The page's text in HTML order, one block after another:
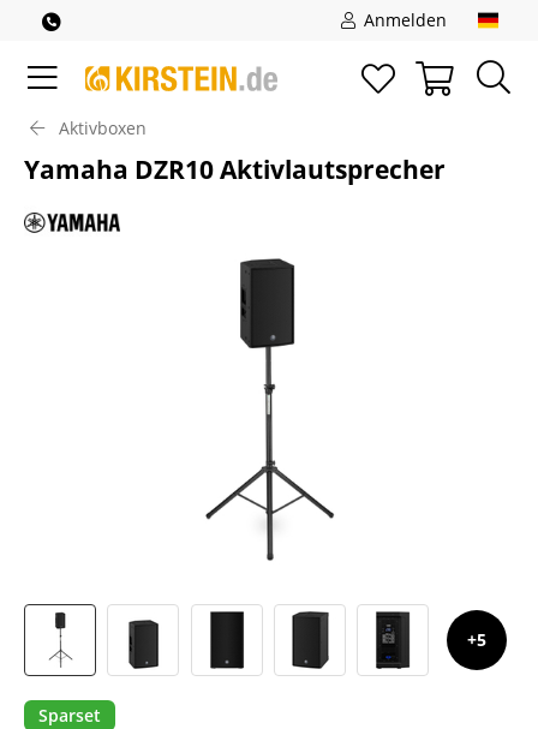
Anmelden
Aktivboxen
Yamaha DZR10 Aktivlautsprecher
5
Sparset